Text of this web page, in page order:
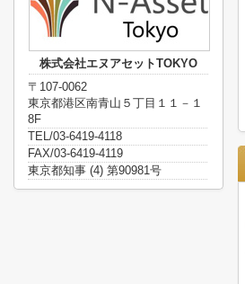
株式会社エヌアセットTOKYO
〒107-0062
東京都港区南青山５丁目１１－１
8F
TEL/03-6419-4118
FAX/03-6419-4119
東京都知事 (4) 第90981号